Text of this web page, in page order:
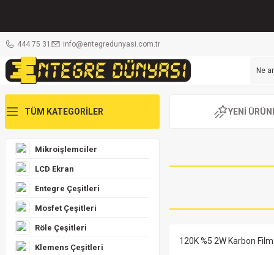
444 75 31 info@entegredunyasi.com.tr
TÜM KATEGORİLER
Mikroişlemciler
LCD Ekran
Entegre Çeşitleri
Mosfet Çeşitleri
Röle Çeşitleri
Klemens Çeşitleri
YENİ
120K %5 2W Karbon